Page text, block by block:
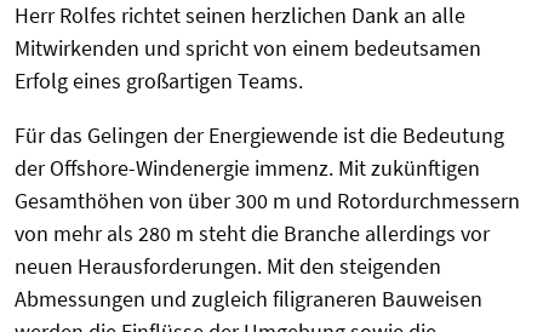
Herr Rolfes richtet seinen herzlichen Dank an alle
Mitwirkenden und spricht von einem bedeutsamen
Erfolg eines großartigen Teams.
Für das Gelingen der Energiewende ist die Bedeutung
der Offshore-Windenergie immenz. Mit zukünftigen
Gesamthöhen von über 300 m und Rotordurchmessern
von mehr als 280 m steht die Branche allerdings vor
neuen Herausforderungen. Mit den steigenden
Abmessungen und zugleich filigraneren Bauweisen